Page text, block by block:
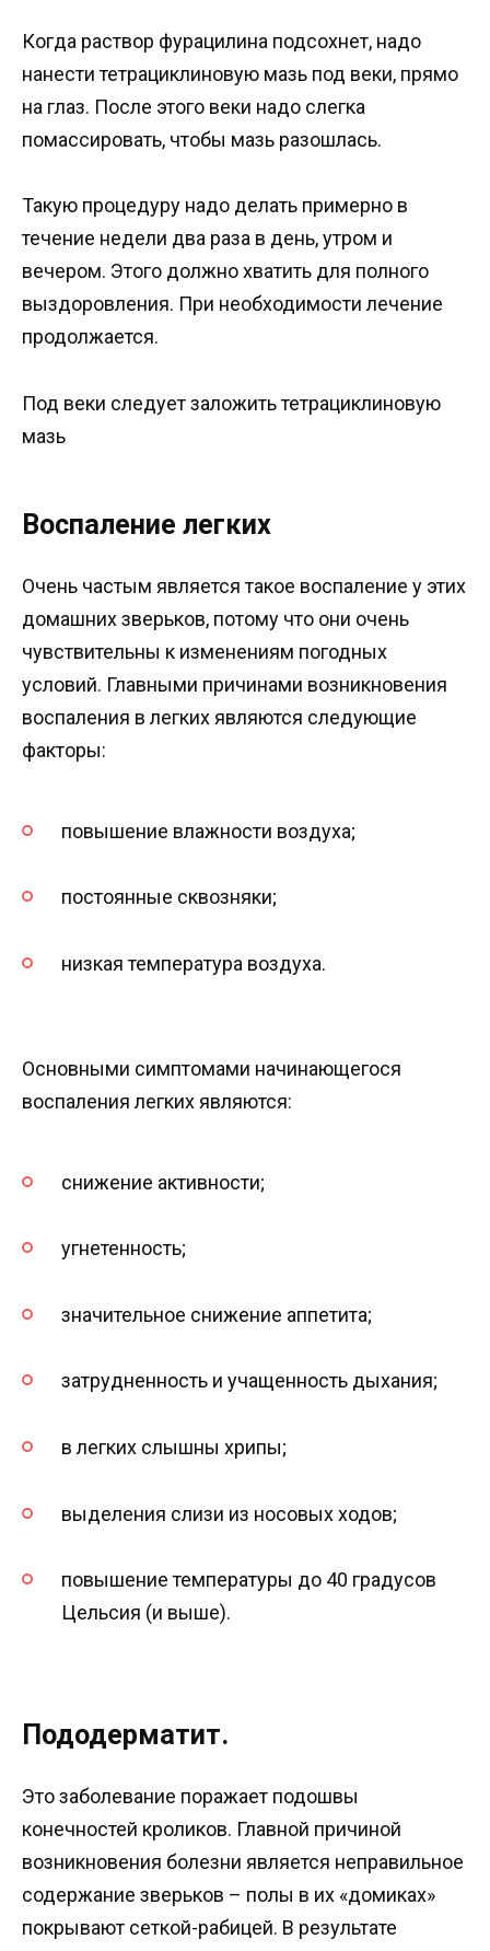
Когда раствор фурацилина подсохнет, надо
нанести тетрациклиновую мазь под веки, прямо
на глаз. После этого веки надо слегка
помассировать, чтобы мазь разошлась.
Такую процедуру надо делать примерно в
течение недели два раза в день, утром и
вечером. Этого должно хватить для полного
выздоровления. При необходимости лечение
продолжается.
Под веки следует заложить тетрациклиновую
мазь
Воспаление легких
Очень частым является такое воспаление у этих
домашних зверьков, потому что они очень
чувствительны к изменениям погодных
условий. Главными причинами возникновения
воспаления в легких являются следующие
факторы:
повышение влажности воздуха;
постоянные сквозняки;
низкая температура воздуха.
Основными симптомами начинающегося
воспаления легких являются:
снижение активности;
угнетенность;
значительное снижение аппетита;
затрудненность и учащенность дыхания;
в легких слышны хрипы;
выделения слизи из носовых ходов;
повышение температуры до 40 градусов
Цельсия (и выше).
Пододерматит.
Это заболевание поражает подошвы
конечностей кроликов. Главной причиной
возникновения болезни является неправильное
содержание зверьков – полы в их «домиках»
покрывают сеткой-рабицей. В результате